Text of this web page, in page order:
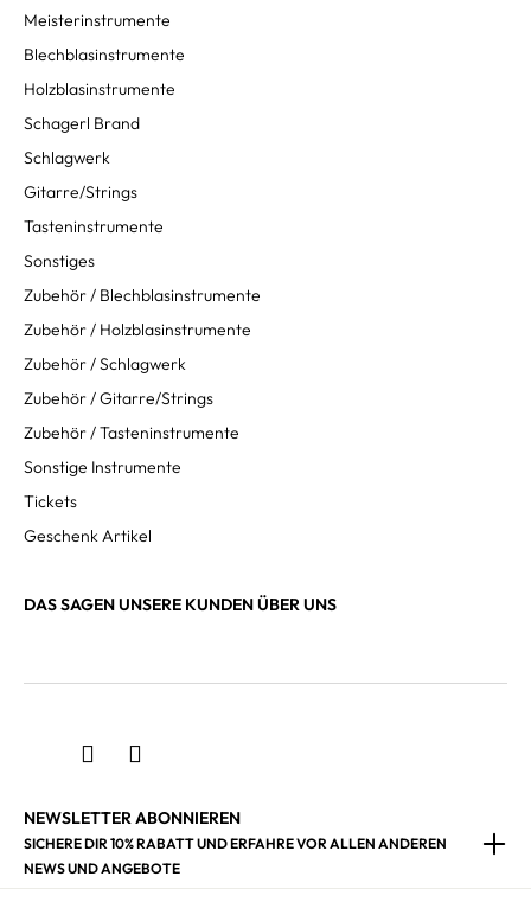
Meisterinstrumente
Blechblasinstrumente
Holzblasinstrumente
Schagerl Brand
Schlagwerk
Gitarre/Strings
Tasteninstrumente
Sonstiges
Zubehör / Blechblasinstrumente
Zubehör / Holzblasinstrumente
Zubehör / Schlagwerk
Zubehör / Gitarre/Strings
Zubehör / Tasteninstrumente
Sonstige Instrumente
Tickets
Geschenk Artikel
DAS SAGEN UNSERE KUNDEN ÜBER UNS
NEWSLETTER ABONNIEREN
SICHERE DIR 10% RABATT UND ERFAHRE VOR ALLEN ANDEREN
NEWS UND ANGEBOTE